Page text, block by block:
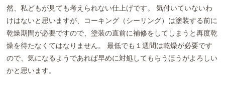
然、私どもが見ても考えられない仕上げです。 気付いていないわ
けはないと思いますが、コーキング（シーリング）は塗装する前に
乾燥期間が必要ですので、塗装の直前に補修をしてしまうと再度乾
燥を待たなくてはなりません。 最低でも１週間は乾燥が必要です
ので、気になるようであれば早めに対処してもらうほうがよろしい
かと思います。